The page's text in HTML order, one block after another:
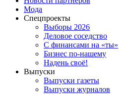
Мода
Спецпроекты
Выборы 2026
Деловое соседство
С финансами на «ты»
Бизнес по-нашему
Надень своё!
Выпуски
Выпуски газеты
Выпуски журналов